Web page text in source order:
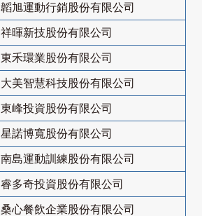
韜旭運動行銷股份有限公司
祥暉新技股份有限公司
東禾環業股份有限公司
大美智慧科技股份有限公司
東峰投資股份有限公司
星諾博寬股份有限公司
南島運動訓練股份有限公司
睿多奇投資股份有限公司
桑心餐飲企業股份有限公司